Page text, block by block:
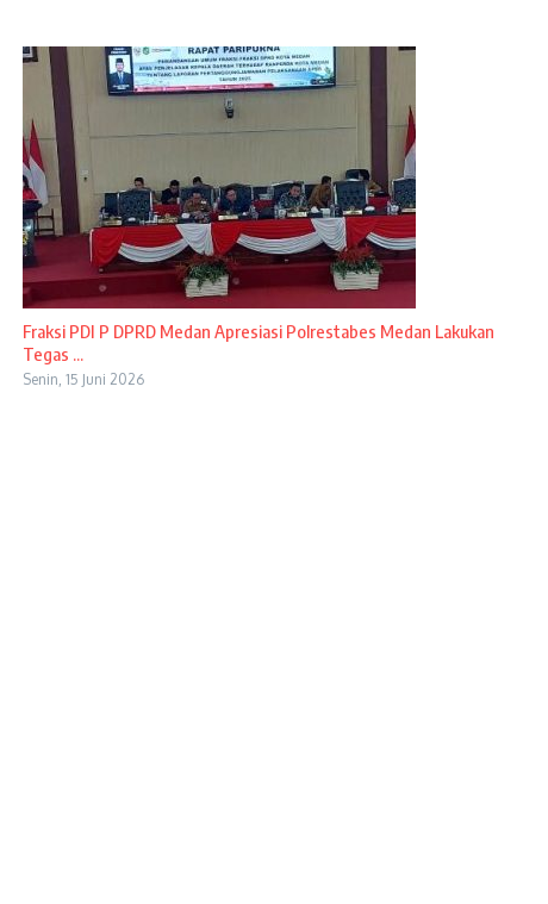
Fraksi PDI P DPRD Medan Apresiasi Polrestabes Medan Lakukan
Tegas ...
Senin, 15 Juni 2026